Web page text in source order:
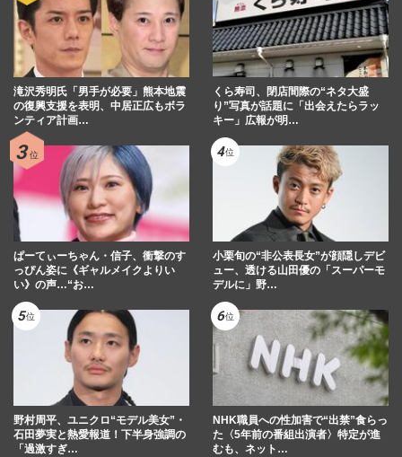
滝沢秀明氏「男手が必要」熊本地震
の復興支援を表明、中居正広もボラ
ンティア計画…
くら寿司、閉店間際の“ネタ大盛
り”写真が話題に「出会えたらラッ
キー」広報が明…
ぱーてぃーちゃん・信子、衝撃のす
っぴん姿に《ギャルメイクよりい
い》の声…“お…
小栗旬の“非公表長女”が顔隠しデビ
ュー、透ける山田優の「スーパーモ
デルに」野…
野村周平、ユニクロ“モデル美女”・
石田夢実と熱愛報道！下半身強調の
「過激すぎ…
NHK職員への性加害で“出禁”食らっ
た〈5年前の番組出演者〉特定が進
むも、ネット…